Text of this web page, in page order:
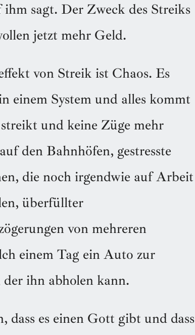
sagt. Der Zweck des Streiks
jetzt mehr Geld.
von Streik ist Chaos. Es
einem System und alles kommt
und keine Züge mehr
den Bahnhöfen, gestresste
die noch irgendwie auf Arbeit
überfüllter
von mehreren
einem Tag ein Auto zur
ihn abholen kann.
es einen Gott gibt und dass